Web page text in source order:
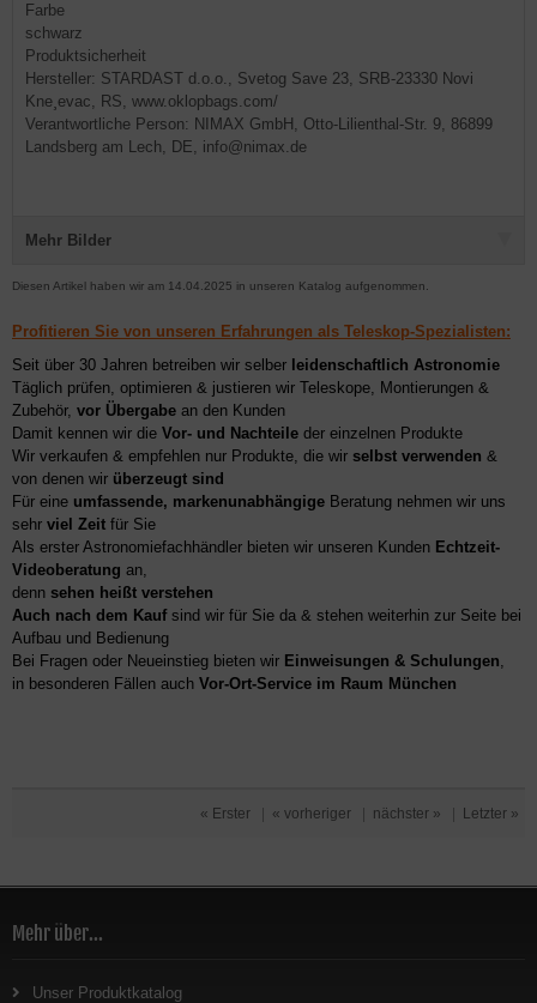
Farbe
schwarz
Produktsicherheit
Hersteller: STARDAST d.o.o., Svetog Save 23, SRB-23330 Novi
Kne¸evac, RS, www.oklopbags.com/
Verantwortliche Person: NIMAX GmbH, Otto-Lilienthal-Str. 9, 86899
Landsberg am Lech, DE, info@nimax.de
Mehr Bilder
Diesen Artikel haben wir am 14.04.2025 in unseren Katalog aufgenommen.
Profitieren Sie von unseren Erfahrungen als Teleskop-Spezialisten:
Seit über 30 Jahren betreiben wir selber leidenschaftlich Astronomie
Täglich prüfen, optimieren & justieren wir Teleskope, Montierungen &
Zubehör, vor Übergabe an den Kunden
Damit kennen wir die Vor- und Nachteile der einzelnen Produkte
Wir verkaufen & empfehlen nur Produkte, die wir selbst verwenden &
von denen wir überzeugt sind
Für eine umfassende, markenunabhängige Beratung nehmen wir uns
sehr viel Zeit für Sie
Als erster Astronomiefachhändler bieten wir unseren Kunden Echtzeit-
Videoberatung an,
denn sehen heißt verstehen
Auch nach dem Kaufsind wir für Sie da & stehen weiterhin zur Seite bei
Aufbau und Bedienung
Bei Fragen oder Neueinstieg bieten wir Einweisungen & Schulungen,
in besonderen Fällen auch Vor-Ort-Service im Raum München
« Erster « vorheriger nächster » Letzter »
Mehr über...
Unser Produktkatalog